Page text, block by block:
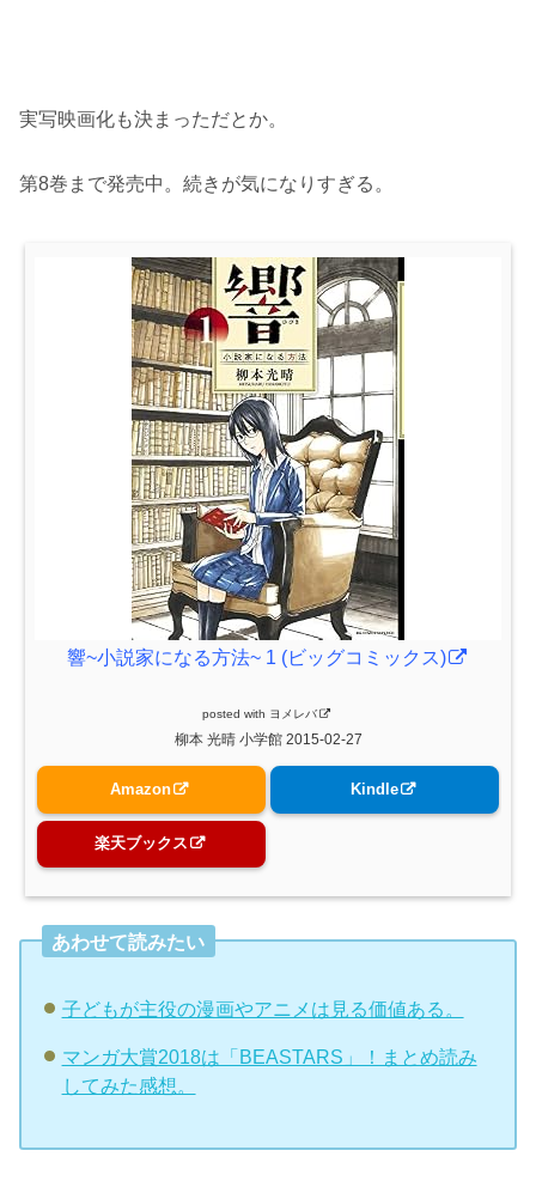
実写映画化も決まっただとか。
第8巻まで発売中。続きが気になりすぎる。
響~小説家になる方法~ 1 (ビッグコミックス)
posted with ヨメレバ
柳本 光晴 小学館 2015-02-27
Amazon Kindle
楽天ブックス
あわせて読みたい
子どもが主役の漫画やアニメは見る価値ある。
マンガ大賞2018は「BEASTARS」！まとめ読み
してみた感想。